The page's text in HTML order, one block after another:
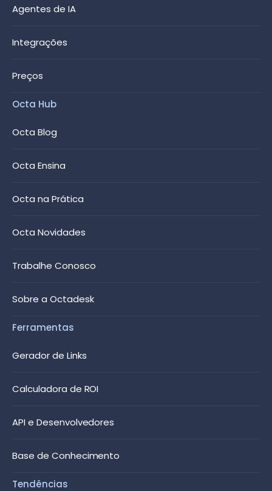
Agentes de IA
Integrações
Preços
Octa Hub
Octa Blog
Octa Ensina
Octa na Prática
Octa Novidades
Trabalhe Conosco
Sobre a Octadesk
Ferramentas
Gerador de Links
Calculadora de ROI
API e Desenvolvedores
Base de Conhecimento
Tendências